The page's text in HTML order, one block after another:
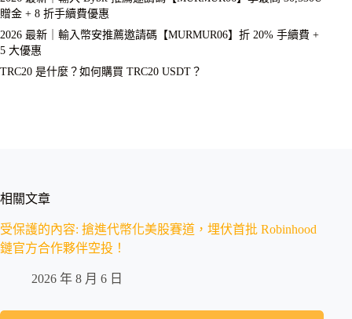
贈金 + 8 折手續費優惠
2026 最新｜輸入幣安推薦邀請碼【MURMUR06】折 20% 手續費 +
5 大優惠
TRC20 是什麼？如何購買 TRC20 USDT？
相關文章
受保護的內容: 搶進代幣化美股賽道，埋伏首批 Robinhood
鏈官方合作夥伴空投！
2026 年 8 月 6 日